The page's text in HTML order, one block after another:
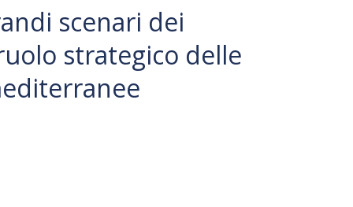
scenari dei
strategico delle